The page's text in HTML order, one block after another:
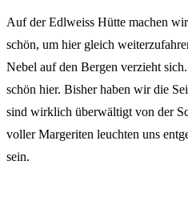
Auf der Edlweiss Hütte machen
schön, um hier gleich
Nebel auf den Bergen verzieht
schön hier. Bisher haben wir die
sind wirklich überwältigt von der
voller Margeriten leuchten uns
sein.